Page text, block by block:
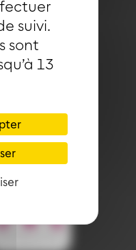
suivi.
sont
13
Soléa
un PV
du réseau